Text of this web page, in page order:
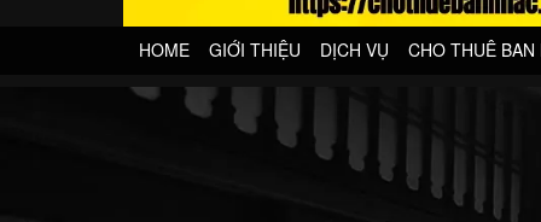
HOME GIỚI THIỆU DỊCH VỤ CHO THUÊ BAN